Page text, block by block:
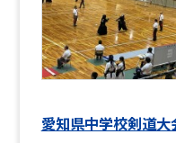
愛知県中学校剣道大